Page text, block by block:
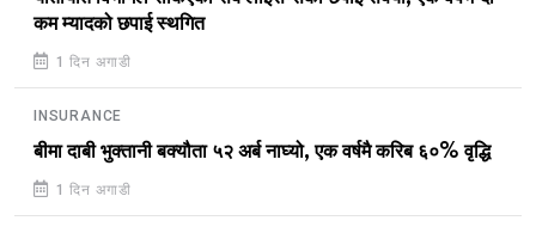
कम म्यादको छपाई स्थगित
1 दिन अगाडी
INSURANCE
बीमा दाबी भुक्तानी बक्यौता ५२ अर्ब नाघ्यो, एक वर्षमै करिब ६०% वृद्धि
1 दिन अगाडी